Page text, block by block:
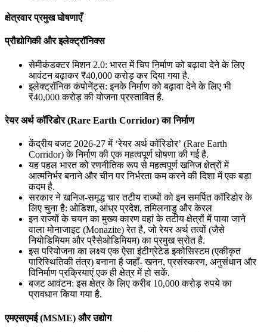
क्षेत्रवार प्रमुख घोषणाएँ
प्रौद्योगिकी और इलेक्ट्रॉनिक्स
सेमीकंडक्टर मिशन 2.0: भारत में चिप निर्माण को बढ़ावा देने के लिए
आवंटन बढ़ाकर ₹40,000 करोड़ कर दिया गया है.
इलेक्ट्रॉनिक कंपोनेंट्स: इनके निर्माण को बढ़ावा देने के लिए भी
₹40,000 करोड़ की योजना प्रस्तावित है.
रेयर अर्थ कॉरिडोर (Rare Earth Corridor) का निर्माण
केंद्रीय बजट 2026-27 में ‘रेयर अर्थ कॉरिडोर’ (Rare Earth
Corridor) के निर्माण की एक महत्वपूर्ण घोषणा की गई है.
यह पहल भारत को रणनीतिक रूप से महत्वपूर्ण खनिज क्षेत्रों में
आत्मनिर्भर बनाने और चीन पर निर्भरता कम करने की दिशा में एक बड़ा
कदम है.
सरकार ने खनिज-समृद्ध चार तटीय राज्यों को इन समर्पित कॉरिडोर के
लिए चुना है: ओडिशा, आंध्र प्रदेश, तमिलनाडु और केरल
इन राज्यों के चयन का मुख्य कारण वहां के तटीय क्षेत्रों में पाया जाने
वाला मोनाजाइट (Monazite) रेत है, जो रेयर अर्थ तत्वों (जैसे
नियोडिमियम और प्रैसेओडिमियम) का प्रमुख स्रोत है.
इस परियोजना का लक्ष्य एक ऐसा इंटीग्रेटेड इकोसिस्टम (एकीकृत
पारिस्थितिकी तंत्र) बनाना है जहाँ- खनन, प्रसंस्करण, अनुसंधान और
विनिर्माण प्रक्रियाएं एक ही क्षेत्र में हो सकें.
बजट आवंटन: इस क्षेत्र के लिए करीब 10,000 करोड़ रुपये का
प्रावधान किया गया है.
एमएसएमई (MSME) और उद्योग